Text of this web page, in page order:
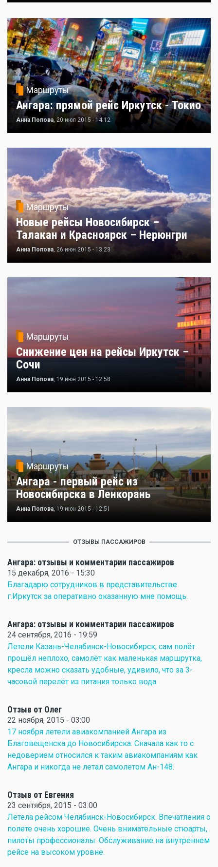
Маршруты
Ангара: прямой рейс Иркутск - Токио
Анна Попова , 20 июл 2015 - 14:12
Маршруты
Новые рейсы Новосибирск –
Талакан и Красноярск – Нерюнгри
Анна Попова, 26 июн 2015 - 13:23
Маршруты
Снижение цен на рейсы Иркутск –
Сочи
Анна Попова, 19 июн 2015 - 12:58
Маршруты
Ангара - первый рейс из
Новосибирска в Ленкорань
Анна Попова, 19 июн 2015 - 12:51
ОТЗЫВЫ ПАССАЖИРОВ
Ангара: отзывы и комментарии пассажиров
15 декабря, 2016 - 15:30
Благадарю сотрудников в представительстве
г.Иркутск за оперативно оказанную мне помощь.
Ангара: отзывы и комментарии пассажиров
24 сентября, 2016 - 19:59
Летели Казань-Челябинск-Новосибирск, сам полёт
прошёл неплохо, самолёт как маленькая маршрутка,
кресла можно сказать удобные, удивило, что за 3-
часовой перелёт из питания только вода
Отзыв от Олег
22 ноября, 2015 - 03:00
17 ноября летели авиакомпанией Ангара из
Благовещенска до Новосибирска. Сначала как то с
недоверием относился к таким авиакомпаниям как
Ангара и никогда не летал самолетом Ан-148.
Отзыв от Евгения
23 сентября, 2015 - 03:00
Летела рейсом Челябинск-Новосибирск. Впечатления о
полете очень хорошие. Очень внимательные стюарты,
пилоты профессионалы. Обслуживание на внутреннем
рейсе на высоком уровне.